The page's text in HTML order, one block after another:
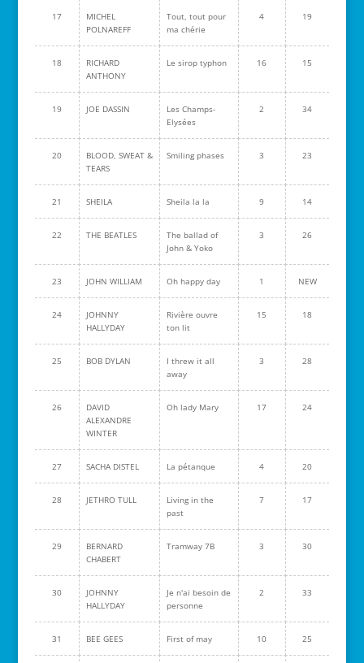
17
MICHEL
POLNAREFF
Tout, tout pour
ma chérie
4 19
18
RICHARD
ANTHONY
Le sirop typhon 16 15
19 JOE DASSIN
Les Champs-
Elysées
2 34
20
BLOOD, SWEAT &
TEARS
Smiling phases 3 23
21 SHEILA Sheila la la 9 14
22 THE BEATLES
The ballad of
John & Yoko
3 26
23 JOHN WILLIAM Oh happy day 1 NEW
24
JOHNNY
HALLYDAY
Rivière ouvre
ton lit
15 18
25 BOB DYLAN
I threw it all
away
3 28
26
DAVID
ALEXANDRE
WINTER
Oh lady Mary 17 24
27 SACHA DISTEL La pétanque 4 20
28 JETHRO TULL
Living in the
past
7 17
29
BERNARD
CHABERT
Tramway 7B 3 30
30
JOHNNY
HALLYDAY
Je n'ai besoin de
personne
2 33
31 BEE GEES First of may 10 25